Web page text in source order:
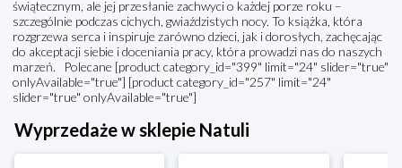
świątecznym, ale jej przesłanie zachwyci o każdej porze roku –
szczególnie podczas cichych, gwiaździstych nocy. To książka, która
rozgrzewa serca i inspiruje zarówno dzieci, jak i dorosłych, zachęcając
do akceptacji siebie i doceniania pracy, która prowadzi nas do naszych
marzeń. Polecane [product category_id="399" limit="24" slider="true"
onlyAvailable="true"] [product category_id="257" limit="24"
slider="true" onlyAvailable="true"]
Wyprzedaże w sklepie Natuli